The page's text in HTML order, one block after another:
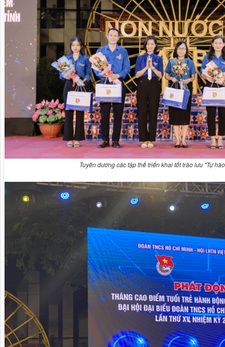
Tuyên dương các tập thể triển khai tốt trào lưu "Tự